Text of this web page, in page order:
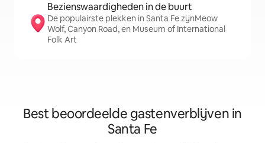
Bezienswaardigheden in de buurt
De populairste plekken in Santa Fe zijnMeow
Wolf, Canyon Road, en Museum of International
Folk Art
Best beoordeelde gastenverblijven in
Santa Fe